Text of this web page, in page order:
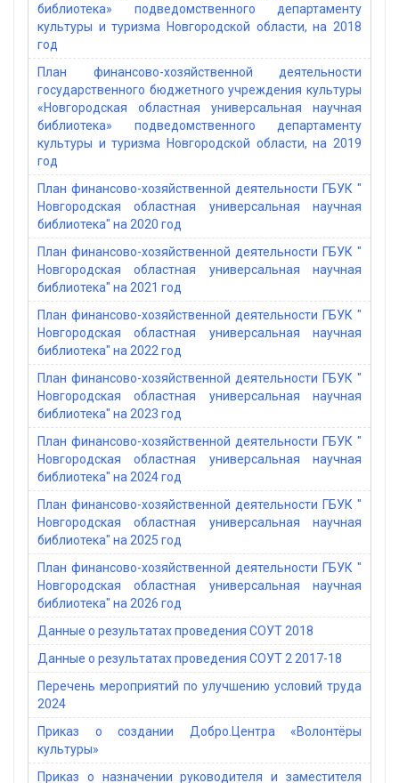
библиотека» подведомственного департаменту
культуры и туризма Новгородской области, на 2018
год
План финансово-хозяйственной деятельности
государственного бюджетного учреждения культуры
«Новгородская областная универсальная научная
библиотека» подведомственного департаменту
культуры и туризма Новгородской области, на 2019
год
План финансово-хозяйственной деятельности ГБУК "
Новгородская областная универсальная научная
библиотека" на 2020 год
План финансово-хозяйственной деятельности ГБУК "
Новгородская областная универсальная научная
библиотека" на 2021 год
План финансово-хозяйственной деятельности ГБУК "
Новгородская областная универсальная научная
библиотека" на 2022 год
План финансово-хозяйственной деятельности ГБУК "
Новгородская областная универсальная научная
библиотека" на 2023 год
План финансово-хозяйственной деятельности ГБУК "
Новгородская областная универсальная научная
библиотека" на 2024 год
План финансово-хозяйственной деятельности ГБУК "
Новгородская областная универсальная научная
библиотека" на 2025 год
План финансово-хозяйственной деятельности ГБУК "
Новгородская областная универсальная научная
библиотека" на 2026 год
Данные о результатах проведения СОУТ 2018
Данные о результатах проведения СОУТ 2 2017-18
Перечень мероприятий по улучшению условий труда
2024
Приказ о создании Добро.Центра «Волонтёры
культуры»
Приказ о назначении руководителя и заместителя